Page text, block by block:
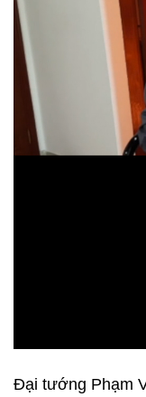
Đại tướng Phạm